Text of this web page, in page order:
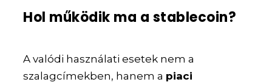
Hol működik ma a stablecoin?
A valódi használati esetek nem a
szalagcímekben, hanem a piaci